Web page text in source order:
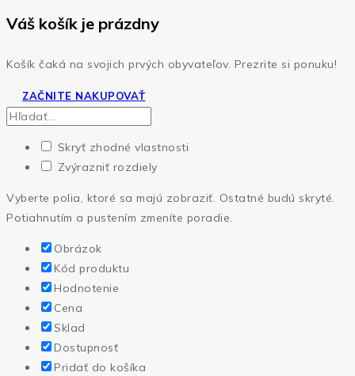
Váš košík je prázdny
Košík čaká na svojich prvých obyvateľov. Prezrite si ponuku!
ZAČNITE NAKUPOVAŤ
Skryť zhodné vlastnosti
Zvýrazniť rozdiely
Vyberte polia, ktoré sa majú zobraziť. Ostatné budú skryté.
Potiahnutím a pustením zmeníte poradie.
Obrázok
Kód produktu
Hodnotenie
Cena
Sklad
Dostupnosť
Pridať do košíka